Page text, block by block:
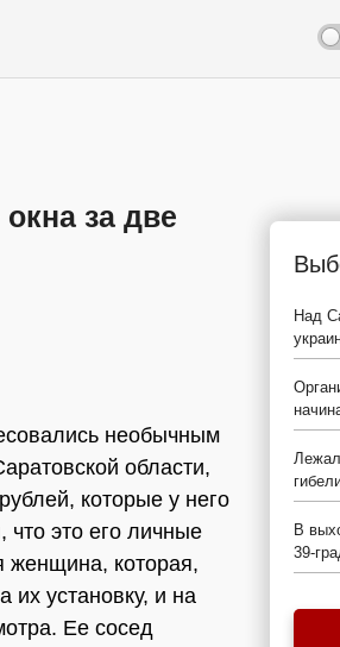
за две
необычным
области,
которые у него
что это его личные
женщина, которая,
их установку, и на
Ее сосед
Над
В
39-